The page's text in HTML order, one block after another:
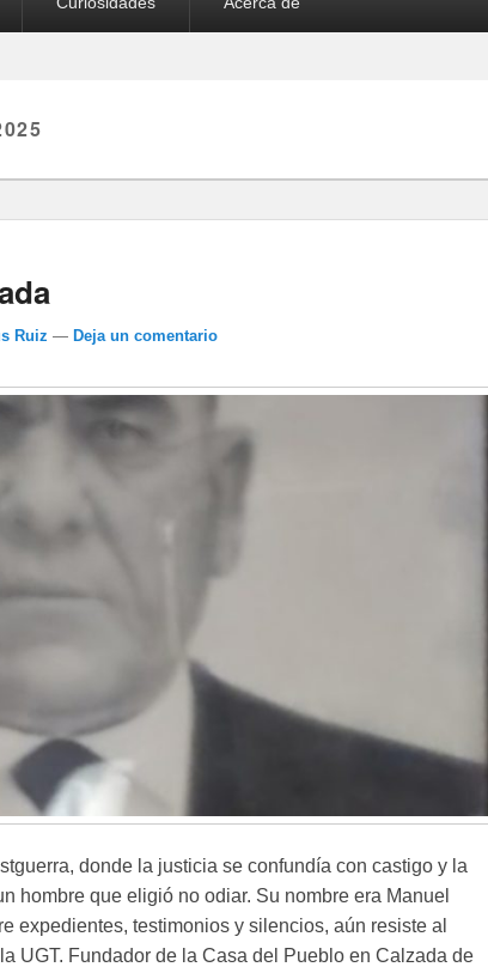
Ruiz — Deja un comentario
donde la justicia se confundía con castigo y la
hombre que eligió no odiar. Su nombre era Manuel
expedientes, testimonios y silencios, aún resiste al
UGT. Fundador de la Casa del Pueblo en Calzada de